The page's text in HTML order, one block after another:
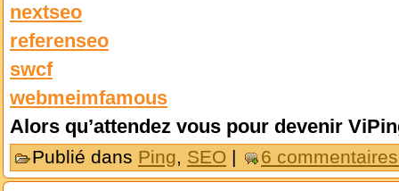
nextseo
referenseo
swcf
webmeimfamous
Alors qu’attendez vous pour devenir
Publié dans Ping, SEO | 6